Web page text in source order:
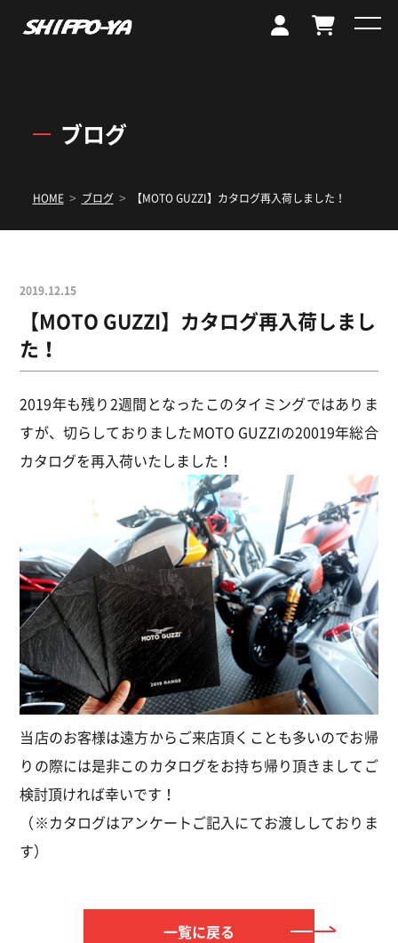
ブログ
HOME > ブログ > 【MOTO GUZZI】カタログ再入荷しました！
2019.12.15
【MOTO GUZZI】カタログ再入荷しまし
た！
2019年も残り2週間となったこのタイミングではありま
すが、切らしておりましたMOTO GUZZIの20019年総合
カタログを再入荷いたしました！
当店のお客様は遠方からご来店頂くことも多いのでお帰
りの際には是非このカタログをお持ち帰り頂きましてご
検討頂ければ幸いです！
（※カタログはアンケートご記入にてお渡ししておりま
す）
一覧に戻る